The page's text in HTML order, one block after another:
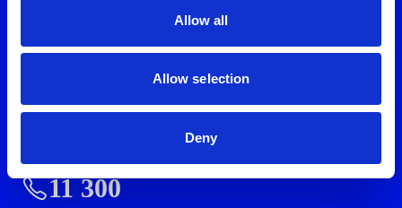
Allow all
Allow selection
Deny
Επισκέψου ένα από τα καταστήματά μας
Ομάδα Εξυπηρέτησης
11 300